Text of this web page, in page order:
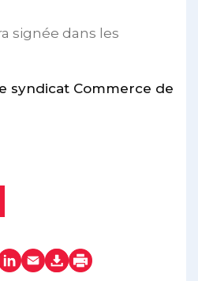
signée dans les
syndicat Commerce de